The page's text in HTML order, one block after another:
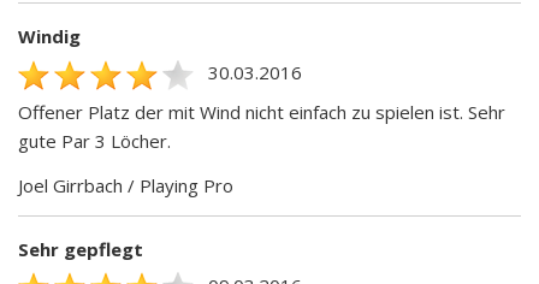
Windig
30.03.2016
Offener Platz der mit Wind nicht einfach zu spielen ist. Sehr
gute Par 3 Löcher.
Joel Girrbach / Playing Pro
Sehr gepflegt